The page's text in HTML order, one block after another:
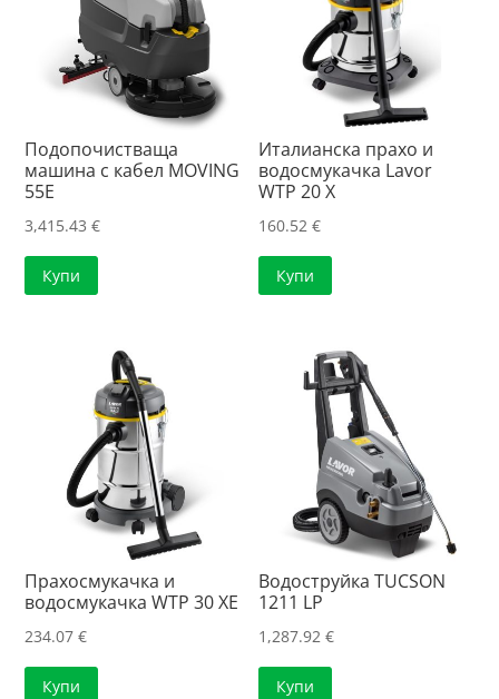
Подопочистваща
машина с кабел MOVING
55E
3,415.43€
Купи
Италианска прахо и
водосмукачка Lavor
WTP 20 X
160.52€
Купи
Прахосмукачка и
водосмукачка WTP 30 XE
234.07€
Купи
Водоструйка TUCSON
1211 LP
1,287.92€
Купи